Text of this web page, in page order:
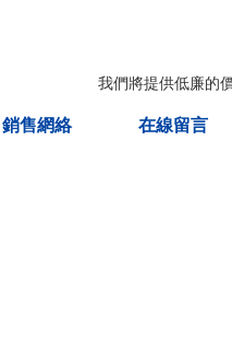
我們將提供低廉的
銷售網絡 在線留言